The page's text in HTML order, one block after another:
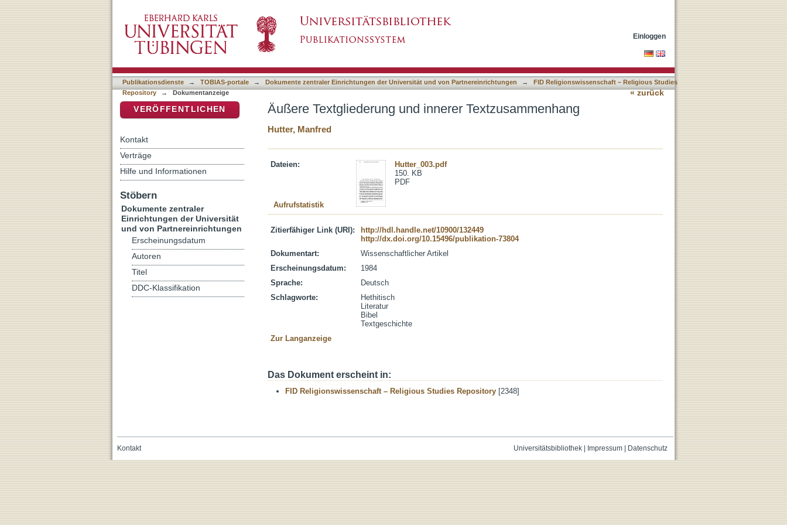
Einloggen
Publikationsdienste → TOBIAS-portale → Dokumente zentraler Einrichtungen der Universität und von Partnereinrichtungen →
FID Religionswissenschaft – Religious Studies
Repository
→ Dokumentanzeige « zurück
Äußere Textgliederung und innerer Textzusammenhang
Hutter, Manfred
Dateien:
Hutter_003.pdf
150. KB
PDF
Aufrufstatistik
Zitierfähiger Link (URI):
http://hdl.handle.net/10900/132449
http://dx.doi.org/10.15496/publikation-73804
Dokumentart:
Wissenschaftlicher Artikel
Erscheinungsdatum:
1984
Sprache:
Deutsch
Schlagworte:
Hethitisch
Literatur
Bibel
Textgeschichte
Zur Langanzeige
Das Dokument erscheint in:
FID Religionswissenschaft – Religious Studies Repository [2348]
VERÖFFENTLICHEN
Kontakt
Verträge
Hilfe und Informationen
Stöbern
Dokumente zentraler
Einrichtungen der Universität
und von Partnereinrichtungen
Erscheinungsdatum
Autoren
Titel
DDC-Klassifikation
Universitätsbibliothek| Impressum| Datenschutz
Kontakt